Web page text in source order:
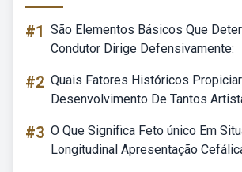
#1 São Elementos Básicos Que
Condutor Dirige Defensivamente:
#2 Quais Fatores Históricos
Desenvolvimento De Tantos
#3 O Que Significa Feto único Em
Longitudinal Apresentação